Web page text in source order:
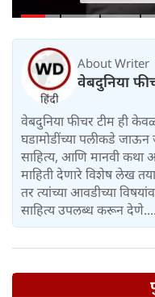
About Writer
वेबदुनिया
वेबदुनिया फीचर टीम ही
घडामोडींच्या पलीकडे जाऊन
साहित्य, आणि मानवी
माहिती देणारे विशेष लेख
तर त्यांच्या आवडीच्या
साहित्य उपलब्ध करून देणे....